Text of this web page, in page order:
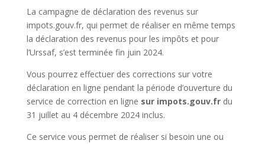
La campagne de déclaration des revenus sur
impots.gouv.fr, qui permet de réaliser en même temps
la déclaration des revenus pour les impôts et pour
l’Urssaf, s’est terminée fin juin 2024.
Vous pourrez effectuer des corrections sur votre
déclaration en ligne pendant la période d’ouverture du
service de correction en ligne sur impots.gouv.frdu
31 juillet au 4 décembre 2024 inclus.
Ce service vous permet de réaliser si besoin une ou